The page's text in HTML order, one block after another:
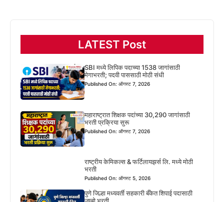
LATEST Post
SBI मध्ये लिपिक पदाच्या 1538 जागांसाठी
मेगाभरती; पदवी पाससाठी मोठी संधी
Published On: ऑगस्ट 7, 2026
महाराष्ट्रात शिक्षक पदांच्या 30,290 जागांसाठी
भरती प्रक्रिया सुरू
Published On: ऑगस्ट 7, 2026
राष्ट्रीय केमिकल्स & फर्टिलायझर्स लि. मध्ये मोठी
भरती
Published On: ऑगस्ट 5, 2026
पुणे जिल्हा मध्यवर्ती सहकारी बँकेत शिपाई पदासाठी